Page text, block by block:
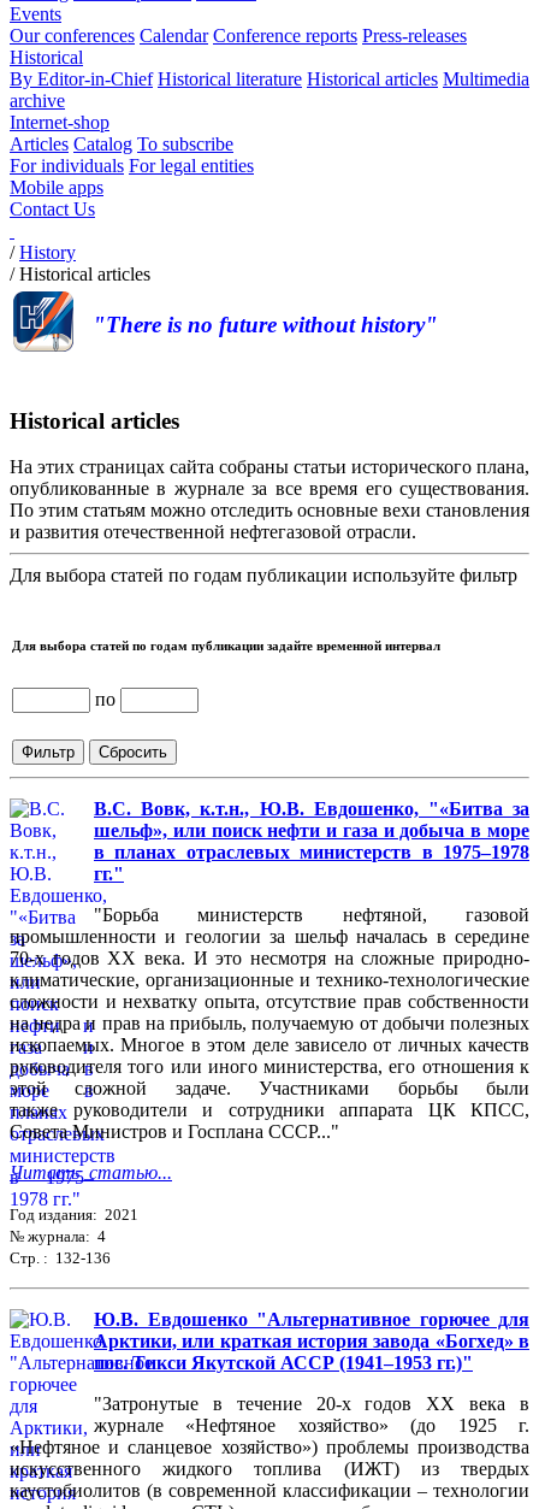
Events
Our conferences Calendar Conference reports Press-releases
Historical
By Editor-in-Chief Historical literature Historical articles Multimedia
archive
Internet-shop
Articles Catalog To subscribe
For individuals For legal entities
Mobile apps
Contact Us
/History
/Historical articles
"There is no future without history"
Historical articles
На этих страницах сайта собраны статьи исторического плана,
опубликованные в журнале за все время его существования.
По этим статьям можно отследить основные вехи становления
и развития отечественной нефтегазовой отрасли.
Для выбора статей по годам публикации используйте фильтр
Для выбора статей по годам публикации задайте временной интервал
по
В.С. Вовк, к.т.н., Ю.В. Евдошенко, "«Битва за
шельф», или поиск нефти и газа и добыча в море
в планах отраслевых министерств в 1975–1978
гг."
"Борьба министерств нефтяной, газовой
промышленности и геологии за шельф началась в середине
70-х годов XX века. И это несмотря на сложные природно-
климатические, организационные и технико-технологические
сложности и нехватку опыта, отсутствие прав собственности
на недра и прав на прибыль, получаемую от добычи полезных
ископаемых. Многое в этом деле зависело от личных качеств
руководителя того или иного министерства, его отношения к
этой сложной задаче. Участниками борьбы были
также руководители и сотрудники аппарата ЦК КПСС,
Совета Министров и Госплана СССР..."
Читать статью...
Год издания: 2021
№ журнала: 4
Стр. : 132-136
Ю.В. Евдошенко "Альтернативное горючее для
Арктики, или краткая история завода «Богхед» в
пос. Тикси Якутской АССР (1941–1953 гг.)"
"Затронутые в течение 20-х годов XX века в
журнале «Нефтяное хозяйство» (до 1925 г.
«Нефтяное и сланцевое хозяйство») проблемы производства
искусственного жидкого топлива (ИЖТ) из твердых
каустобиолитов (в современной классификации – технологии